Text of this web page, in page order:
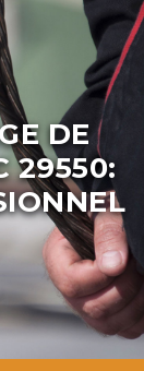
DE
29550: